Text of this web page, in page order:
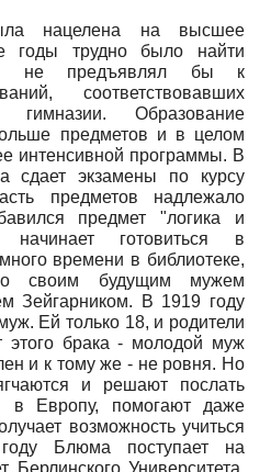
нацелена на высшее
годы трудно было найти
не предъявлял бы к
соответствовавших
гимназии. Образование
предметов и в целом
интенсивной программы. В
сдает экзамены по курсу
предметов надлежало
предмет "логика и
начинает готовиться в
времени в библиотеке,
своим будущим мужем
Зейгарником. В 1919 году
Ей только 18, и родители
этого брака - молодой муж
и к тому же - не ровня. Но
и решают послать
в Европу, помогают даже
возможность учиться
Блюма поступает на